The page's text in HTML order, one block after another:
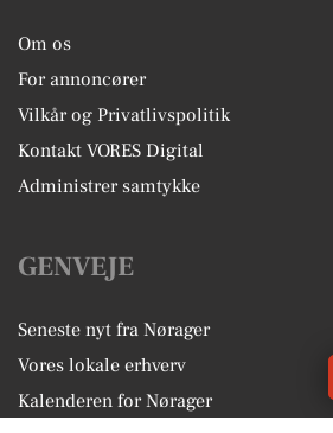
Om os
For annoncører
Vilkår og Privatlivspolitik
Kontakt VORES Digital
Administrer samtykke
GENVEJE
Seneste nyt fra Nørager
Vores lokale erhverv
Kalenderen for Nørager